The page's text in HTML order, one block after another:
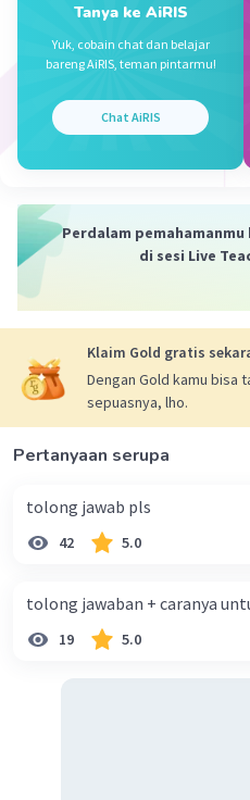
Beri Rating·5.0
Tanya ke AiRIS
Yuk, cobain chat dan belajar
bareng AiRIS, teman pintarmu!
Chat AiRIS
Perdalam
di sesi Live
Klaim Gold gratis
Dengan Gold kamu bisa
sepuasnya, lho.
Pertanyaan serupa
tolong jawab pls
42 5.0
tolong jawaban + caranya
19 5.0